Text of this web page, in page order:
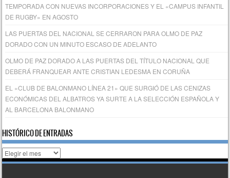
TEMPORADA CON NUEVAS INCORPORACIONES Y EL «CAMPUS INFANTIL
DE RUGBY» EN AGOSTO
LAS PUERTAS DEL NACIONAL SE CERRARON PARA OLMO DE PAZ
DORADO CON UN MINUTO ESCASO DE ADELANTO
OLMO DE PAZ DORADO A LAS PUERTAS DEL TÍTULO NACIONAL QUE
DEBERÁ FRANQUEAR ANTE CRISTIAN LEDESMA EN CORUÑA
EL «CLUB DE BALONMANO LÍNEA 21» QUE SURGIÓ DE LAS CENIZAS
ECONÓMICAS DEL ALBATROS YA SURTE A LA SELECCIÓN ESPAÑOLA Y
AL BARCELONA BALONMANO
HISTÓRICO DE ENTRADAS
Histórico
de